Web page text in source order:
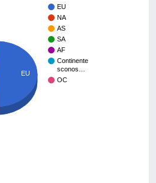
EU
NA
AS
SA
AF
Continente
sconos…
OC
EU